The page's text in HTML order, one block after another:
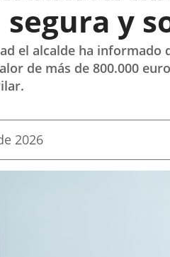
y
el alcalde ha
de más de 800.000
2026